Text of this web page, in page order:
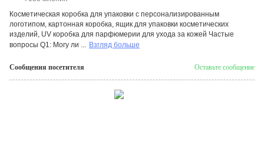
Косметическая коробка для упаковки с персонализированным
логотипом, картонная коробка, ящик для упаковки косметических
изделий, UV коробка для парфюмерии для ухода за кожей Частые
вопросы Q1: Могу ли ... Взгляд больше
Сообщения посетителя Оставьте сообщение